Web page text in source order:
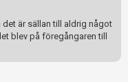
är sällan till aldrig något
blev på föregångaren till